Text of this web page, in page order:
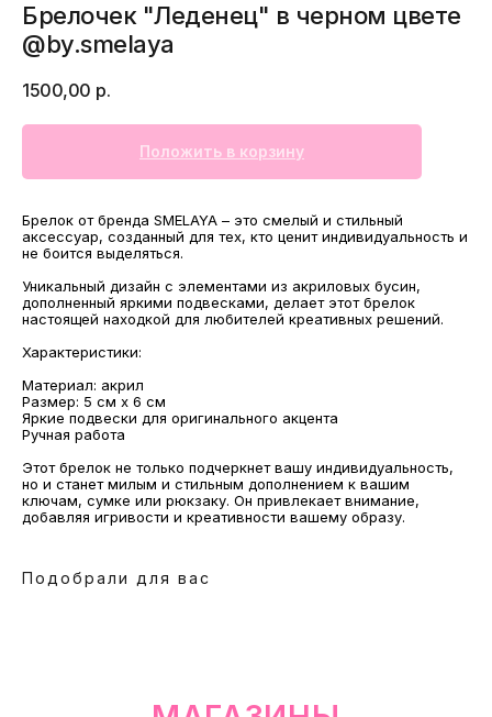
Брелочек "Леденец" в черном цвете
@by.smelaya
1500,00 р.
Положить в корзину
Брелок от бренда SMELAYA – это смелый и стильный
аксессуар, созданный для тех, кто ценит индивидуальность и
не боится выделяться.
Уникальный дизайн с элементами из акриловых бусин,
дополненный яркими подвесками, делает этот брелок
настоящей находкой для любителей креативных решений.
Характеристики:
Материал: акрил
Размер: 5 см x 6 см
Яркие подвески для оригинального акцента
Ручная работа
Этот брелок не только подчеркнет вашу индивидуальность,
но и станет милым и стильным дополнением к вашим
ключам, сумке или рюкзаку. Он привлекает внимание,
добавляя игривости и креативности вашему образу.
Подобрали для вас
МАГАЗИНЫ
Потрогать, примерить,
ВЛЮБИТЬСЯ И КУПИТЬ
наш бренд вы можете по адресу